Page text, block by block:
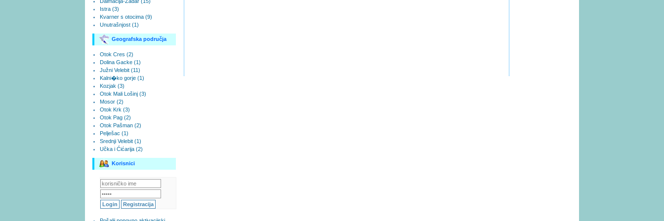
Istra (3)
Kvarner s otocima (9)
Unutrašnjost (1)
Geografska područja
Otok Cres (2)
Dolina Gacke (1)
Južni Velebit (11)
Kalni�ko gorje (1)
Kozjak (3)
Otok Mali Lošinj (3)
Mosor (2)
Otok Krk (3)
Otok Pag (2)
Otok Pašman (2)
Pelješac (1)
Srednji Velebit (1)
Učka i Ćićarija (2)
Korisnici